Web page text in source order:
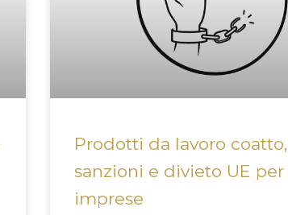
Prodotti da lavoro coatto,
sanzioni e divieto UE
imprese